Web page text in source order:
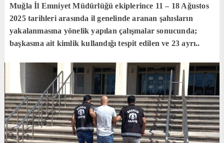
Muğla İl Emniyet Müdürlüğü ekiplerince 11 – 18 Ağustos
2025 tarihleri arasında il genelinde aranan şahısların
yakalanmasına yönelik yapılan çalışmalar sonucunda;
başkasına ait kimlik kullandığı tespit edilen ve 23 ayrı..